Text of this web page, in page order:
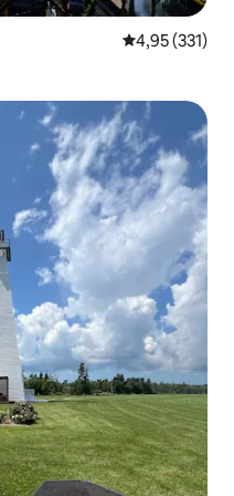
4,95 av 5 i
4,95 (331)